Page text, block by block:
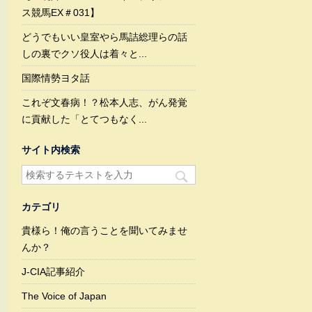
ス競馬EX＃031】
どうでもいい皇室やら馬詰総理らの話
しの裏でクソ役人は着々と...
国際情勢ヨタ話
これぞ文春病！？松本人志、がん発覚
に貢献した「とてつもなく...
サイト内検索
カテゴリ
貴様ら！俺の言うことを聞いてみませ
んか？
J-CIA記事紹介
The Voice of Japan